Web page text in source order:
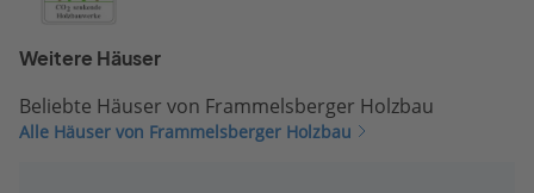
Weitere Häuser
Beliebte Häuser von Frammelsberger Holzbau
Alle Häuser von Frammelsberger Holzbau